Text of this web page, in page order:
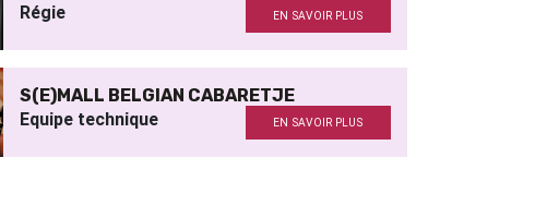
Régie EN SAVOIR PLUS
S(E)MALL BELGIAN CABARETJE
Equipe technique EN SAVOIR PLUS